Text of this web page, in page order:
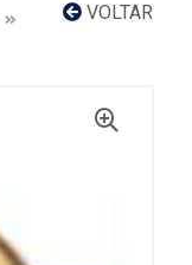
VOLTAR